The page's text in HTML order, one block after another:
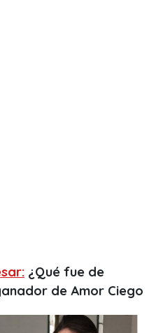
¿Qué fue de
de Amor Ciego